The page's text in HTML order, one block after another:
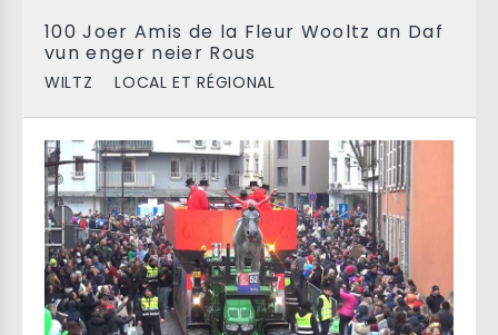
100 Joer Amis de la Fleur Wooltz an Daf
vun enger neier Rous
WILTZ LOCAL ET RÉGIONAL